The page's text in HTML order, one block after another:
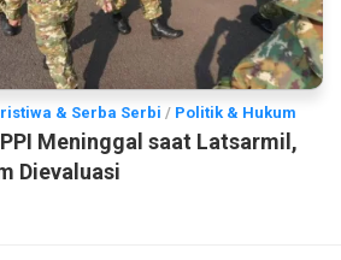
& Serba Serbi / Politik & Hukum
Meninggal saat Latsarmil,
Dievaluasi